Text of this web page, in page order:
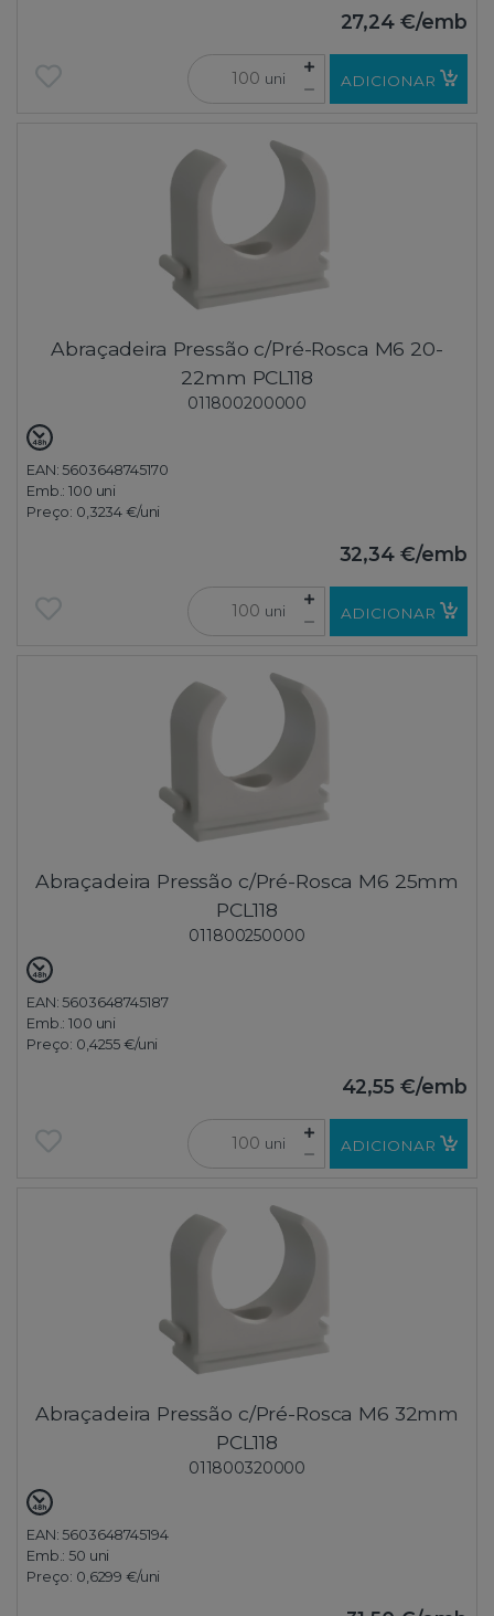
27,24 €/emb
uni ADICIONAR
Abraçadeira Pressão c/Pré-Rosca M6 20-
22mm PCL118
011800200000
EAN: 5603648745170
Emb.:100 uni
Preço: 0,3234 €/uni
32,34 €/emb
uni ADICIONAR
Abraçadeira Pressão c/Pré-Rosca M6 25mm
PCL118
011800250000
EAN: 5603648745187
Emb.:100 uni
Preço: 0,4255 €/uni
42,55 €/emb
uni ADICIONAR
Abraçadeira Pressão c/Pré-Rosca M6 32mm
PCL118
011800320000
EAN: 5603648745194
Emb.:50 uni
Preço: 0,6299 €/uni